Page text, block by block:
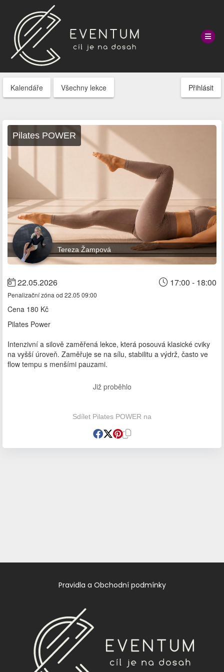
Kalendáře Všechny lekce Přihlásit
Pilates POWER
Tereza Žampová
22.05.2026 17:00 - 18:00
Penalizační zóna od 22.05 09:00
Cena 180 Kč
Pilates Power
Intenzivní a silově zaměřená lekce, která posouvá klasické cviky
na vyšší úroveň. Zaměřuje se na sílu, stabilitu a výdrž, často ve
flow tempu s menšími pauzami.
Již proběhlo
Sdílet Pilates POWER na
Pravidla a Obchodní podmínky